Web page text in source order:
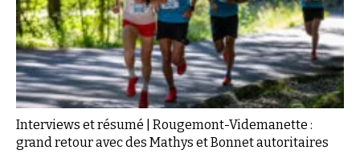
Interviews et résumé | Rougemont-Videmanette :
grand retour avec des Mathys et Bonnet autoritaires